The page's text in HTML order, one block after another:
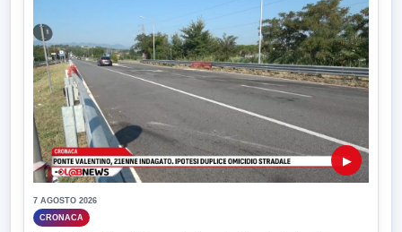
▶
7 AGOSTO 2026
CRONACA